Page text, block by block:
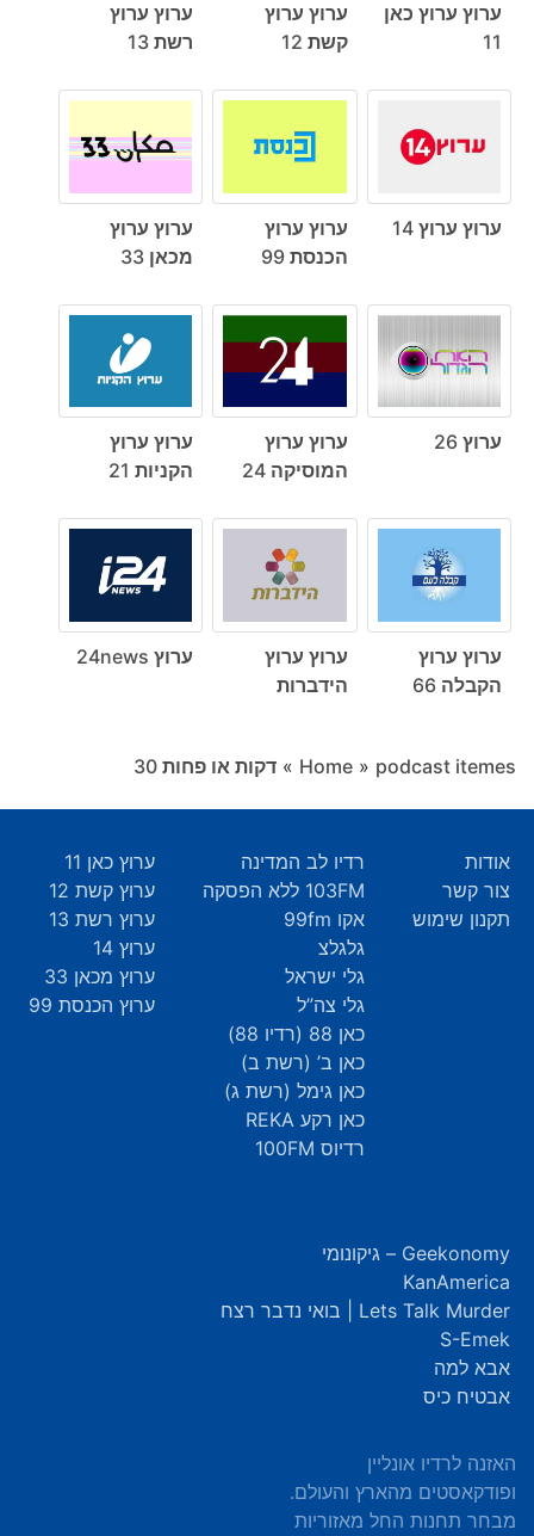
ערוץ ערוץ כאן
11
ערוץ ערוץ
קשת 12
ערוץ ערוץ
רשת 13
ערוץ ערוץ 14
ערוץ ערוץ
הכנסת 99
ערוץ ערוץ
מכאן 33
ערוץ 26
ערוץ ערוץ
המוסיקה 24
ערוץ ערוץ
הקניות 21
ערוץ ערוץ
הקבלה 66
ערוץ ערוץ
הידברות
ערוץ 24news
Home » podcast itemes
» דקות או פחות ‎30
אודות
צור קשר
תקנון שימוש
רדיו לב המדינה
103FM ללא הפסקה
אקו 99fm
גלגלצ
גלי ישראל
גלי צה”ל
כאן 88 (רדיו 88)
כאן ב’ (רשת ב)
כאן גימל (רשת ג)
כאן רקע REKA
רדיוס 100FM
ערוץ כאן 11
ערוץ קשת 12
ערוץ רשת 13
ערוץ 14
ערוץ מכאן 33
ערוץ הכנסת 99
Geekonomy – גיקונומי
KanAmerica
Lets Talk Murder | בואי נדבר רצח
S-Emek
אבא למה
אבטיח כיס
האזנה לרדיו אונליין
ופודקאסטים מהארץ והעולם.
מבחר תחנות החל מאזוריות